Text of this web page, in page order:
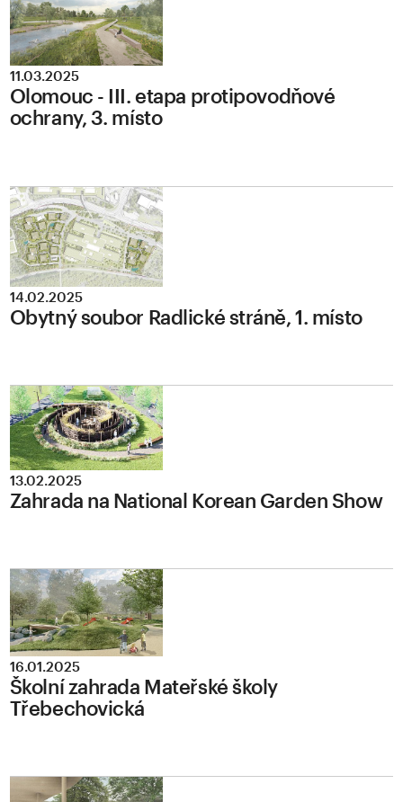
11.03.2025
Olomouc - III. etapa protipovodňové
ochrany, 3. místo
14.02.2025
Obytný soubor Radlické stráně, 1. místo
13.02.2025
Zahrada na National Korean Garden Show
16.01.2025
Školní zahrada Mateřské školy
Třebechovická